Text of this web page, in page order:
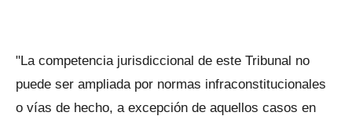
"La competencia jurisdiccional de este Tribunal no
puede ser ampliada por normas infraconstitucionales
o vías de hecho, a excepción de aquellos casos en